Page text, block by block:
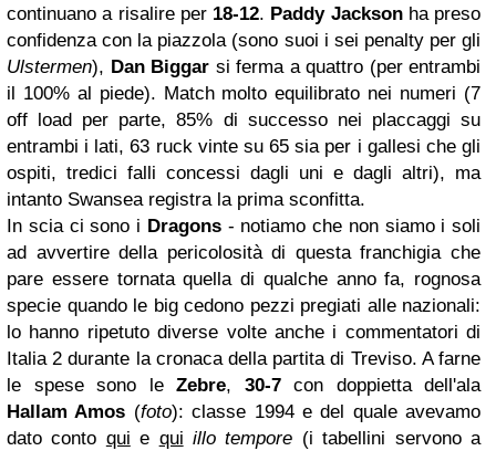
continuano a risalire per 18-12. Paddy Jackson ha preso
confidenza con la piazzola (sono suoi i sei penalty per gli
Ulstermen), Dan Biggar si ferma a quattro (per entrambi
il 100% al piede). Match molto equilibrato nei numeri (7
off load per parte, 85% di successo nei placcaggi su
entrambi i lati, 63 ruck vinte su 65 sia per i gallesi che gli
ospiti, tredici falli concessi dagli uni e dagli altri), ma
intanto Swansea registra la prima sconfitta.
In scia ci sono i Dragons- notiamo che non siamo i soli
ad avvertire della pericolosità di questa franchigia che
pare essere tornata quella di qualche anno fa, rognosa
specie quando le big cedono pezzi pregiati alle nazionali:
lo hanno ripetuto diverse volte anche i commentatori di
Italia 2 durante la cronaca della partita di Treviso. A farne
le spese sono le Zebre, 30-7con doppietta dell'ala
Hallam Amos (foto): classe 1994 e del quale avevamo
dato conto qui e qui illo tempore (i tabellini servono a